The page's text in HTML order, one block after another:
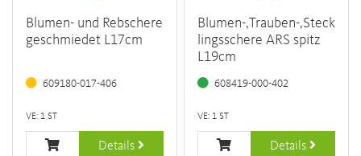
Blumen- und Rebschere
geschmiedet L17cm
609180-017-406
VE: 1 ST
Details
Blumen-,Trauben-,Steck
lingsschere ARS spitz
L19cm
608419-000-402
VE: 1 ST
Details